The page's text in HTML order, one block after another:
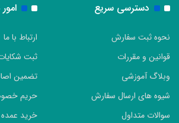
دسترسی سریع
نحوه ثبت سفارش
قوانین و مقررات
وبلاگ آموزشی
شیوه های ارسال سفارش
سوالات متداول
ارتباط با ما
ثبت
تضمین
حریم
خرید عمده